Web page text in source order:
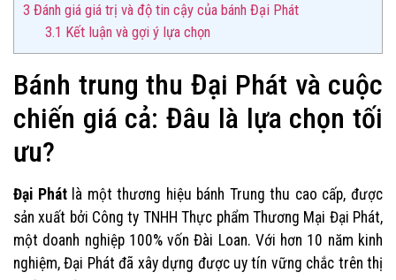
3 Đánh giá giá trị và độ tin cậy của bánh Đại Phát
3.1 Kết luận và gợi ý lựa chọn
Bánh trung thu Đại Phát và cuộc
chiến giá cả: Đâu là lựa chọn tối
ưu?
Đại Phátlà một thương hiệu bánh Trung thu cao cấp, được
sản xuất bởi Công ty TNHH Thực phẩm Thương Mại Đại Phát,
một doanh nghiệp 100% vốn Đài Loan. Với hơn 10 năm kinh
nghiệm, Đại Phát đã xây dựng được uy tín vững chắc trên thị